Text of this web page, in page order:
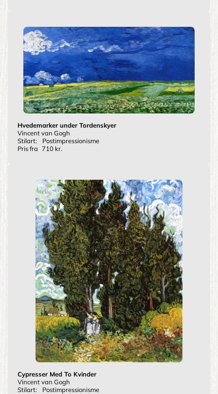
Hvedemarker under Tordenskyer
Vincent van Gogh
Stilart:
Postimpressionisme
Pris fra 710 kr.
Cypresser Med To Kvinder
Vincent van Gogh
Stilart:
Postimpressionisme